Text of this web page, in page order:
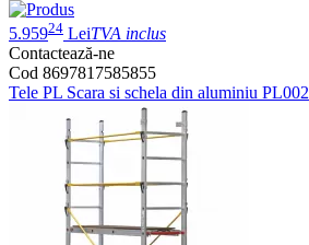
5.95924 LeiTVA inclus
Contactează-ne
Cod 8697817585855
Tele PL Scara si schela din aluminiu PL002